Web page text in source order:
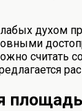
духом
считать
площадь